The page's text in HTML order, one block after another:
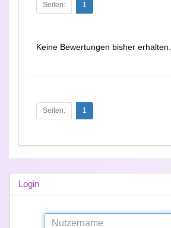
Seiten: 1
Keine Bewertungen bisher erhalten.
Seiten: 1
Login